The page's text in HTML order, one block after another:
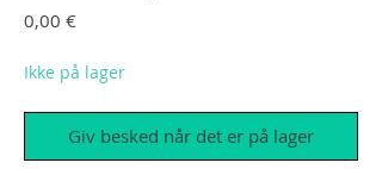
0,00 €Pris
Ikke på lager
Giv besked når det er på lager